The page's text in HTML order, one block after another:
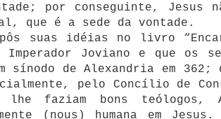
por conseguinte, Jesus
que é a sede da vontade.
suas idéias no livro
Imperador Joviano e que os
sínodo de Alexandria em
pelo Concílio de
lhe faziam bons
(nous) humana em